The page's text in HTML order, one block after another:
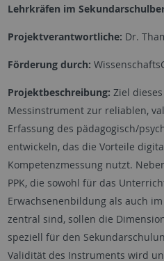
Lehrkräfen im
Projektverantwortliche: Dr.
Förderung durch:
Projektbeschreibung: Ziel
Messinstrument zur reliablen,
Erfassung des pädagogisch/
entwickeln, das die Vorteile
Kompetenzmessung nutzt.
PPK, die sowohl für das
Erwachsenenbildung als auch
zentral sind, sollen die
speziell für den
Validität des Instruments wird